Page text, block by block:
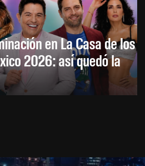
en La Casa de los
2026: así quedó la